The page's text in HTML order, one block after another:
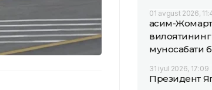
01 avgust 2026,
Қасим-Жомарт
муносабати
31 iyul 2026, 17:09
Президент